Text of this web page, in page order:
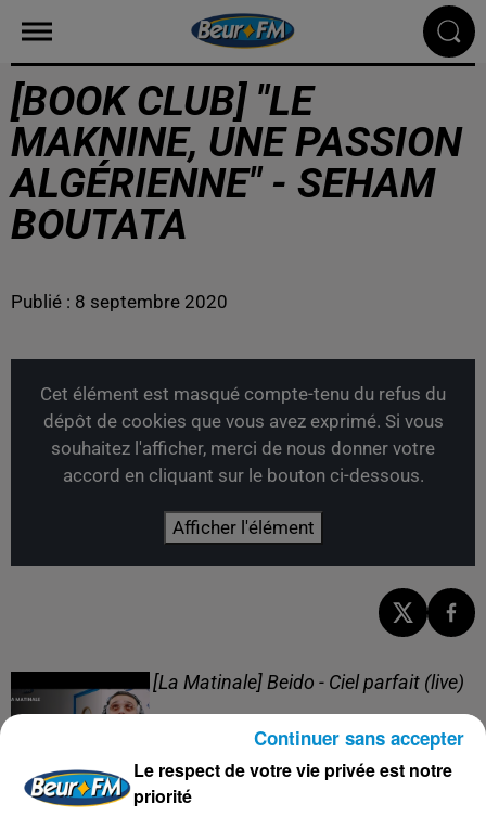
[BOOK CLUB] "LE
MAKNINE, UNE PASSION
ALGÉRIENNE" - SEHAM
BOUTATA
Publié : 8 septembre 2020
Cet élément est masqué compte-tenu du refus du
dépôt de cookies que vous avez exprimé. Si vous
souhaitez l'afficher, merci de nous donner votre
accord en cliquant sur le bouton ci-dessous.
Afficher l'élément
[La Matinale] Beido - Ciel parfait (live)
Le respect de votre vie privée est notre
priorité
Continuer sans accepter